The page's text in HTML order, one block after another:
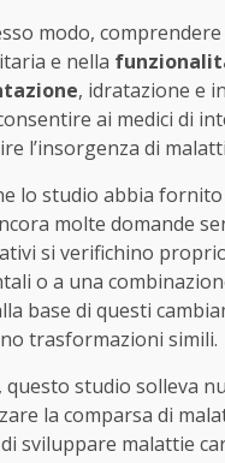
modo,
e nella
, idratazione e
ai medici di
l’insorgenza di
lo studio abbia
molte domande
si verifichino
o a una
base di questi
trasformazioni simili.
studio solleva
la comparsa di
sviluppare malattie